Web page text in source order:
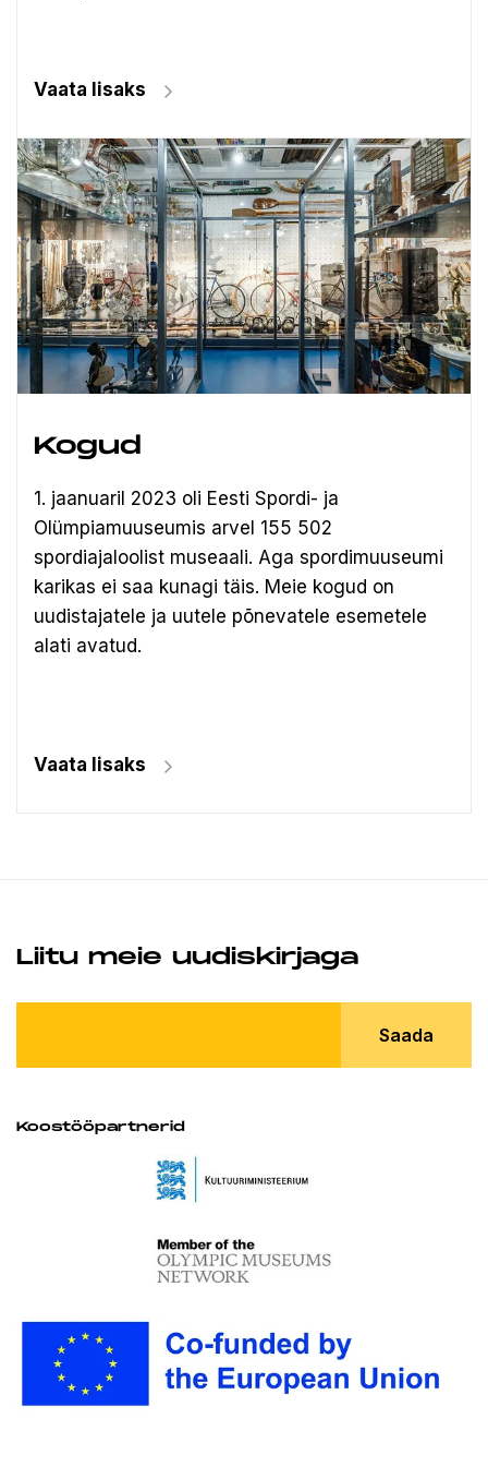
Vaata lisaks
Kogud
1. jaanuaril 2023 oli Eesti Spordi- ja
Olümpiamuuseumis arvel 155 502
spordiajaloolist museaali. Aga spordimuuseumi
karikas ei saa kunagi täis. Meie kogud on
uudistajatele ja uutele põnevatele esemetele
alati avatud.
Vaata lisaks
Liitu meie uudiskirjaga
Saada
Koostööpartnerid